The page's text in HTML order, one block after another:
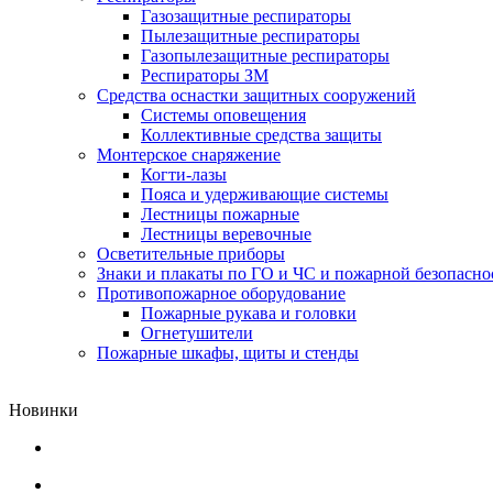
Газозащитные респираторы
Пылезащитные респираторы
Газопылезащитные респираторы
Респираторы ЗМ
Средства оснастки защитных сооружений
Системы оповещения
Коллективные средства защиты
Монтерское снаряжение
Когти-лазы
Пояса и удерживающие системы
Лестницы пожарные
Лестницы веревочные
Осветительные приборы
Знаки и плакаты по ГО и ЧС и пожарной
Противопожарное оборудование
Пожарные рукава и головки
Огнетушители
Пожарные шкафы, щиты и стенды
Новинки